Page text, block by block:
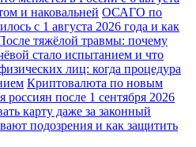
и наковальней ОСАГО по
с 1 августа 2026 года и как
тяжёлой травмы: почему
стало испытанием и что
лиц: когда процедура
Криптовалюта по новым
россиян после 1 сентября 2026
карту даже за законный
подозрения и как защитить